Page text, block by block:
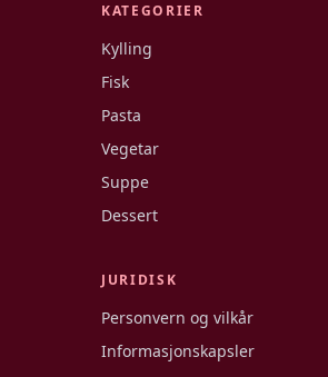
KATEGORIER
Kylling
Fisk
Pasta
Vegetar
Suppe
Dessert
JURIDISK
Personvern og vilkår
Informasjonskapsler